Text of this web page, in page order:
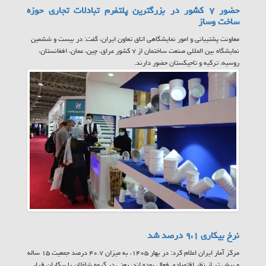
حضور ۷ کشور در بزرگترین پلتفرم تبادلات تجاری حوزه
ساخت وساز
معاونت پشتیبانی و امور نمایشگاهی اتاق تعاون ایران، گفت: در بیست و ششمین
نمایشگاه بین المللی صنعت ساختمان از ۷ کشور عراق، چین، عمان، افغانستان،
روسیه، ترکیه و تاجیکستان حضور دارند.
نرخ بیکاری ۹،۱ درصد شد
مرکز آمار ایران اعلام کرد: در بهار ۱۴۰۵، به میزان ۴۰.۷ درصد جمعیت ۱۵ ساله